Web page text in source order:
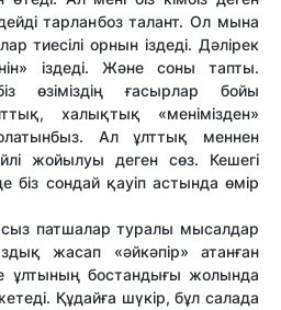
тарланбоз талант. Ол мына
тиесілі орнын іздеді. Дәлірек
іздеді. Және соны тапты.
өзіміздің ғасырлар бойы
халықтық «менімізден»
Ал ұлттық меннен
жойылуы деген сөз. Кешегі
біз сондай қауіп астында өмір
патшалар туралы мысалдар
жасап «әйкәпір» атанған
ұлтының бостандығы жолында
Құдайға шүкір, бұл салада